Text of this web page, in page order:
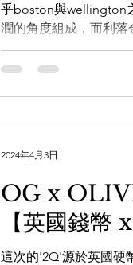
乎boston與wellington
潤的角度組成，而利落
梯型的鉸鏈部份更可
粉及純透明選擇，相信
OG x
【英國錢幣
這次的'2Q'源於英國硬
2024年4月3日